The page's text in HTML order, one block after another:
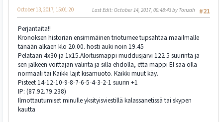
#21
October 13, 2017, 15:01:20 Last Edit: October 14, 2017, 00:48:43 by Tonzah
Perjantaita!!
Kronoksen historian ensimmäinen trioturnee tupsahtaa maailmalle
tänään alkaen klo 20.00. hosti auki noin 19.45
Pelataan 4x30 ja 1x15.Aloitusmappi muddusjärvi 122 5 suurinta ja
sen jälkeen voittajan valinta ja sillä ehdolla, että mappi EI saa olla
normaali tai Kaikki lajit kisamuoto. Kaikki muut käy.
Pisteet 14-12-10-9-8-7-6-5-4-3-2-1 suurin +1
IP: (87.92.79.238)
Ilmottautumiset minulle yksityisviestillä kalassanetissä tai skypen
kautta